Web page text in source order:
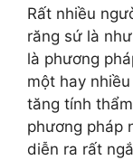
Rất nhiều
răng sứ là
là phương
một hay
tăng tính
phương pháp
diễn ra rất